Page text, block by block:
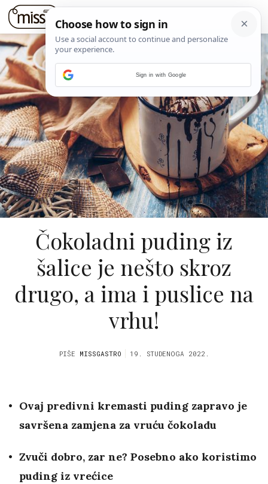
Čokoladni puding iz
šalice je nešto skroz
drugo, a ima i puslice na
vrhu!
PIŠE MISSGASTRO 19. STUDENOGA 2022.
Ovaj predivni kremasti puding zapravo je
savršena zamjena za vruću čokoladu
Zvuči dobro, zar ne? Posebno ako koristimo
puding iz vrećice
Sign in with Google